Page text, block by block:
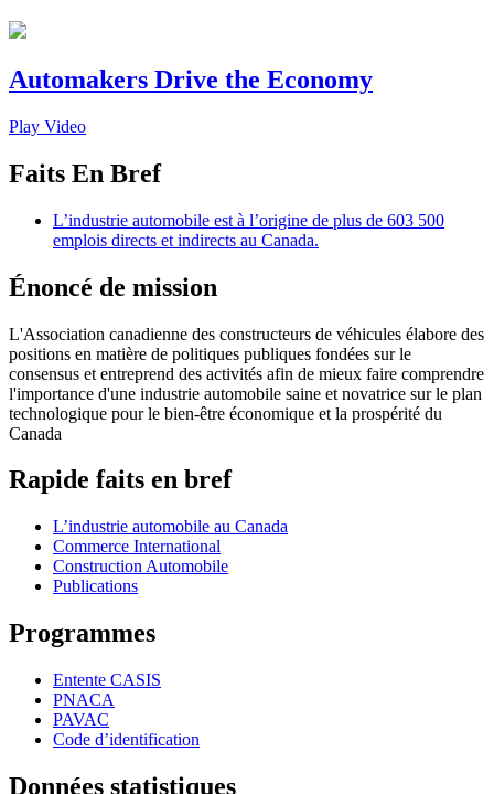
Automakers Drive the Economy
Play Video
Faits En Bref
L’industrie automobile est à l’origine de plus de 603 500
emplois directs et indirects au Canada.
Énoncé de mission
L'Association canadienne des constructeurs de véhicules élabore des
positions en matière de politiques publiques fondées sur le
consensus et entreprend des activités afin de mieux faire comprendre
l'importance d'une industrie automobile saine et novatrice sur le plan
technologique pour le bien-être économique et la prospérité du
Canada
Rapide faits en bref
L’industrie automobile au Canada
Commerce International
Construction Automobile
Publications
Programmes
Entente CASIS
PNACA
PAVAC
Code d’identification
Données statistiques